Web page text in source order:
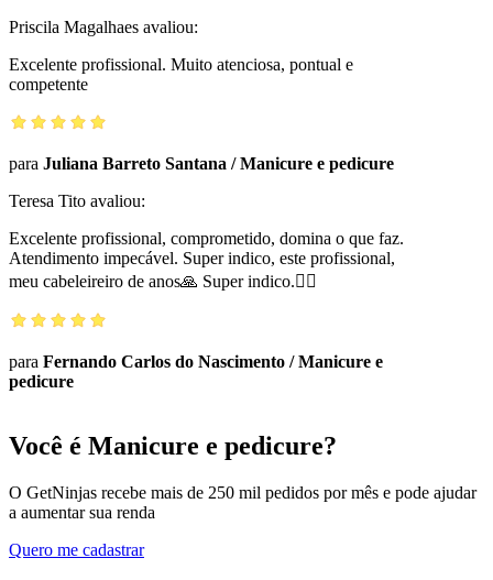
Priscila Magalhaes avaliou:
Excelente profissional. Muito atenciosa, pontual e
competente
para Juliana Barreto Santana /Manicure e pedicure
Teresa Tito avaliou:
Excelente profissional, comprometido, domina o que faz.
Atendimento impecável. Super indico, este profissional,
meu cabeleireiro de anos🙏 Super indico.👌🏼
para Fernando Carlos do Nascimento /Manicure e
pedicure
Você é Manicure e pedicure?
O GetNinjas recebe mais de 250 mil pedidos por mês e pode ajudar
a aumentar sua renda
Quero me cadastrar